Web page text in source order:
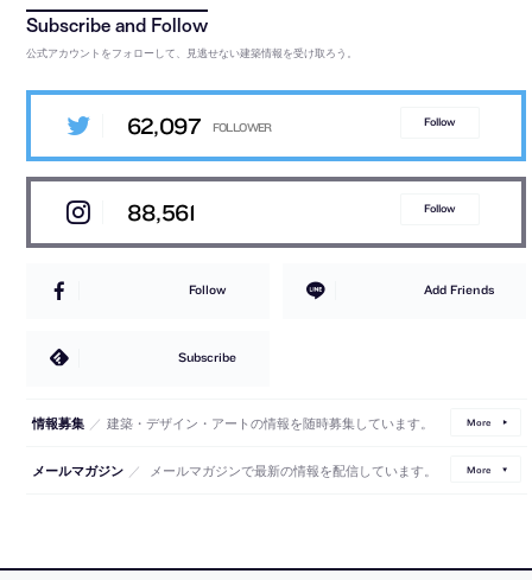
公式アカウントをフォローして、見逃せない建築情報を受け取ろう。
62,097 Follow
88,561 Follow
Follow Add Friends
Subscribe
情報募集 ／ 建築・デザイン・アートの情報を随時募集しています。 More
メールマガジン ／ メールマガジンで最新の情報を配信しています。 More